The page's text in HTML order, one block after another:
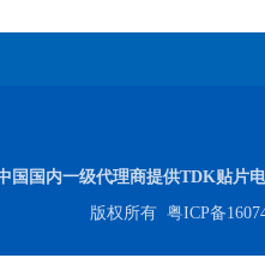
国国内一级代理商提供TDK贴片
版权所有 粤ICP备